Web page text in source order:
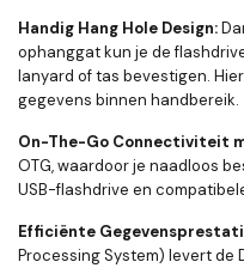
Handig Hang Hole Design:
ophanggat kun je de
lanyard of tas bevestigen.
gegevens binnen handbereik.
On-The-Go Connectiviteit
OTG, waardoor je naadloos
USB-flashdrive en
Efficiënte
Processing System) levert de